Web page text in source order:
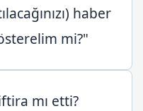
haber
mi?"
mı etti?